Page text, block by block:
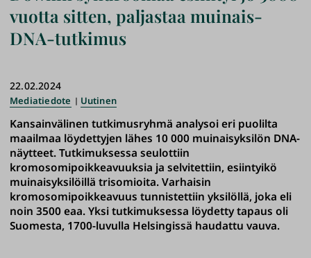
vuotta sitten, paljastaa muinais-
DNA-tutkimus
22.02.2024
Mediatiedote Uutinen
Kansainvälinen tutkimusryhmä analysoi eri puolilta
maailmaa löydettyjen lähes 10 000 muinaisyksilön DNA-
näytteet. Tutkimuksessa seulottiin
kromosomipoikkeavuuksia ja selvitettiin, esiintyikö
muinaisyksilöillä trisomioita. Varhaisin
kromosomipoikkeavuus tunnistettiin yksilöllä, joka eli
noin 3500 eaa. Yksi tutkimuksessa löydetty tapaus oli
Suomesta, 1700-luvulla Helsingissä haudattu vauva.